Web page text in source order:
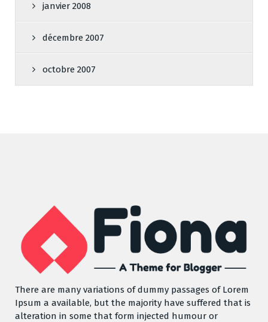
janvier 2008
décembre 2007
octobre 2007
There are many variations of dummy passages of Lorem
Ipsum a available, but the majority have suffered that is
alteration in some that form injected humour or